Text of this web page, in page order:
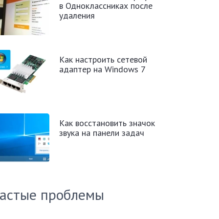
в Одноклассниках после
удаления
Как настроить сетевой
адаптер на Windows 7
Как восстановить значок
звука на панели задач
проблемы